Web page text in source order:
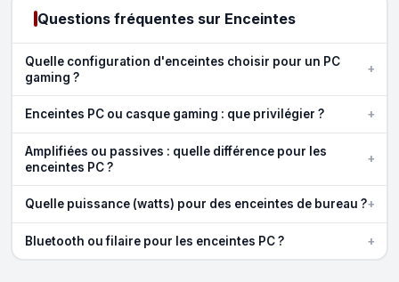
Questions fréquentes sur Enceintes
Quelle configuration d'enceintes choisir pour un PC
gaming ?
+
Enceintes PC ou casque gaming : que privilégier ? +
Amplifiées ou passives : quelle différence pour les
enceintes PC ?
+
Quelle puissance (watts) pour des enceintes de bureau ?+
Bluetooth ou filaire pour les enceintes PC ? +